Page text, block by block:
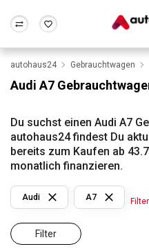
Wir bewerten dein Auto
Alle
Rund um
Frankfurt Wuppertal
autohaus24 Gebrauchtwagen
Audi A7
Du suchst einen Audi A7
autohaus24 findest Du
bereits zum Kaufen ab
monatlich finanzieren.
Filter
Audi A7